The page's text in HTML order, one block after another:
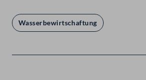
Wasserbewirtschaftung